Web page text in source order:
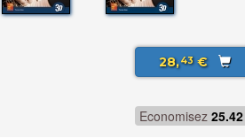
28,43€
Economisez 25.42